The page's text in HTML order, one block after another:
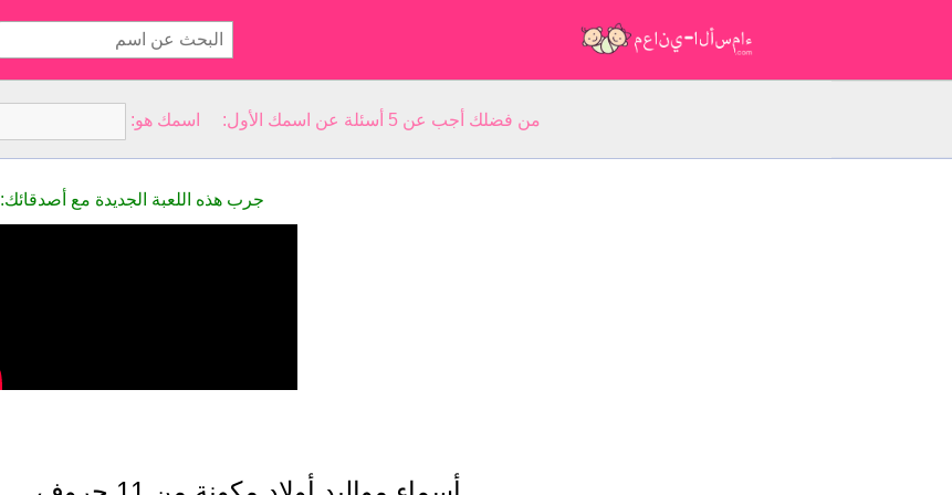
من فضلك أجب عن 5 أسئلة عن اسمك الأول: اسمك هو:
جرب هذه اللعبة الجديدة مع أصدقائك: